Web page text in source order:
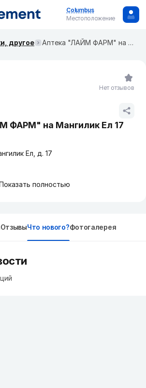
Columbus
Местоположение
другое Аптека "ЛАЙМ ФАРМ" на Мангилик Ел 17
ФАРМ" на Мангилик Ел 17
Ел, д. 17
полностью
Нет отзывов
ОтзывыЧто нового?Фотогалерея